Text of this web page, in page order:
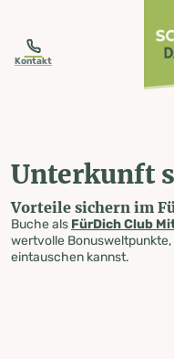
Kontakt
Unterkunft
Vorteile sichern im
Buche als FürDich Club
wertvolle
eintauschen kannst.